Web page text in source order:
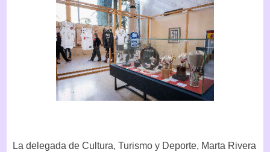
La delegada de Cultura, Turismo y Deporte, Marta Rivera